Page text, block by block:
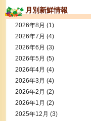
月別新鮮情報
2026年8月 (1)
2026年7月 (4)
2026年6月 (3)
2026年5月 (5)
2026年4月 (4)
2026年3月 (4)
2026年2月 (2)
2026年1月 (2)
2025年12月 (3)